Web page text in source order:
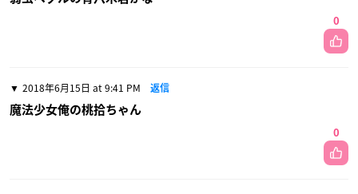
0
2018年6月15日 at 9:41 PM 返信
魔法少女俺の桃拾ちゃん
0